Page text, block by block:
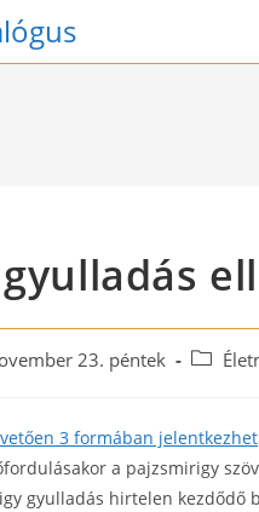
23. péntek
Post
3 formában jelentkezhet
a pajzsmirigy
gyulladás hirtelen kezdődő